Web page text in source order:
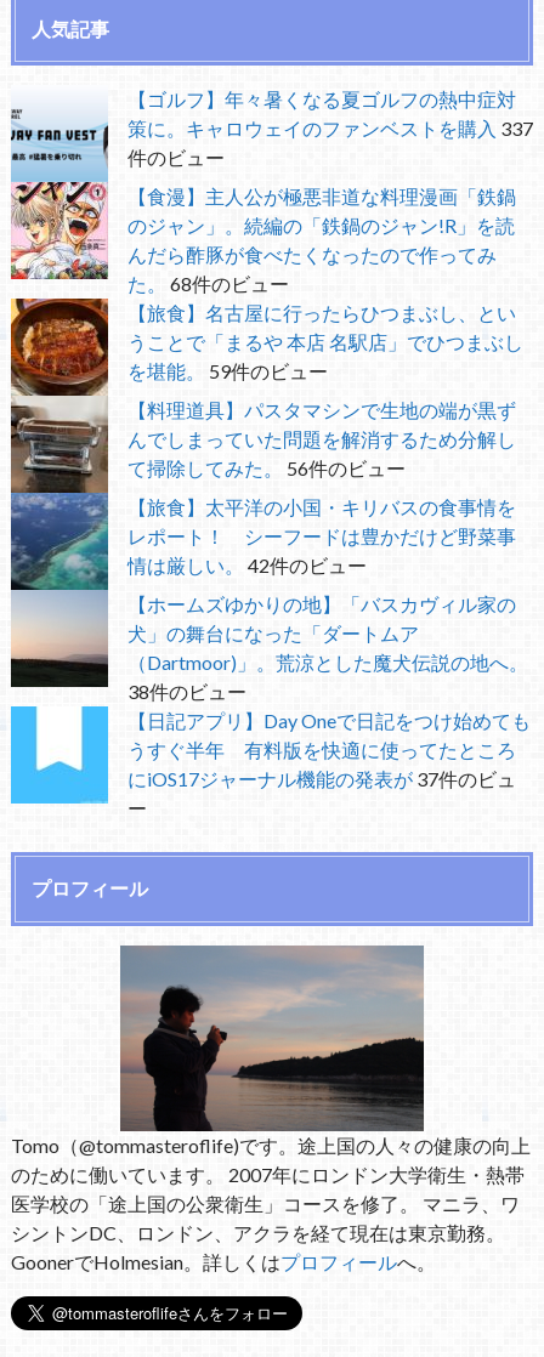
人気記事
【ゴルフ】年々暑くなる夏ゴルフの熱中症対
策に。キャロウェイのファンベストを購入 337
件のビュー
【食漫】主人公が極悪非道な料理漫画「鉄鍋
のジャン」。続編の「鉄鍋のジャン!R」を読
んだら酢豚が食べたくなったので作ってみ
た。
68件のビュー
【旅食】名古屋に行ったらひつまぶし、とい
うことで「まるや 本店 名駅店」でひつまぶし
を堪能。
59件のビュー
【料理道具】パスタマシンで生地の端が黒ず
んでしまっていた問題を解消するため分解し
て掃除してみた。
56件のビュー
【旅食】太平洋の小国・キリバスの食事情を
レポート！ シーフードは豊かだけど野菜事
情は厳しい。
42件のビュー
【ホームズゆかりの地】「バスカヴィル家の
犬」の舞台になった「ダートムア
（Dartmoor)」。荒涼とした魔犬伝説の地へ。
38件のビュー
【日記アプリ】Day Oneで日記をつけ始めても
うすぐ半年 有料版を快適に使ってたところ
にiOS17ジャーナル機能の発表が 37件のビュ
ー
プロフィール
Tomo（@tommasteroflife)です。途上国の人々の健康の向上
のために働いています。 2007年にロンドン大学衛生・熱帯
医学校の「途上国の公衆衛生」コースを修了。 マニラ、ワ
シントンDC、ロンドン、アクラを経て現在は東京勤務。
GoonerでHolmesian。詳しくはプロフィールへ。